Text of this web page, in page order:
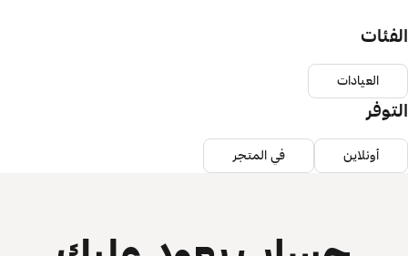
الفئات
العيادات
التوفر
أونلاين في المتجر